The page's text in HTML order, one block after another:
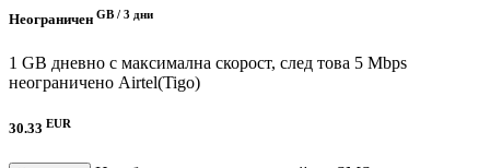
Неограничен GB / 3 дни
1 GB дневно с максимална скорост, след това 5 Mbps
неограничено Airtel(Tigo)
30.33 EUR